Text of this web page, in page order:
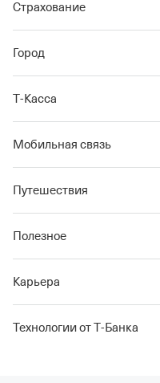
Страхование
Город
Т‑Касса
Мобильная связь
Путешествия
Полезное
Карьера
Технологии от Т‑Банка